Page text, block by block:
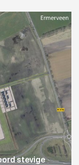
stevige